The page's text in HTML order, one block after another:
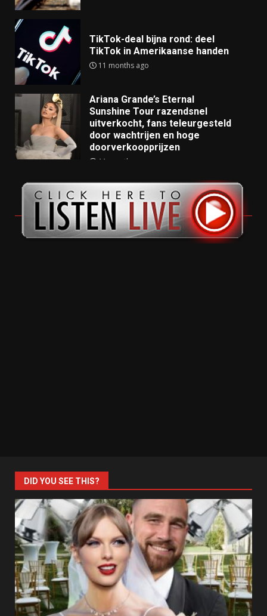
TikTok-deal bijna rond: deel
TikTok in Amerikaanse handen
11 months ago
Ariana Grande’s Eternal
Sunshine Tour razendsnel
uitverkocht, fans teleurgesteld
door wachtrijen en hoge
doorverkoopprijzen
11 months ago
DID YOU SEE THIS?